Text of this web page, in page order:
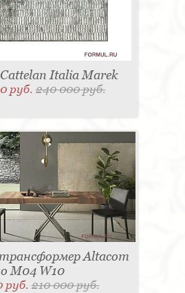
Italia Marek
руб.240 000 руб.
Altacom
M04 W10
руб.210 000 руб.